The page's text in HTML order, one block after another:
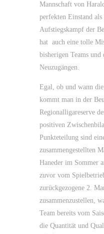
Mannschaft von
perfekten Einstand
Aufstiegskampf der
hat auch eine tolle
bisherigen Teams
Neuzugängen.
Egal, ob und wann
kommt man in der
Regionalligareserve
positiven
Punkteteilung sind
zusammengestellten
Haneder im Sommer
zuvor vom
zurückgezogene 2.
zusammenzustellen,
Team bereits vom
die Quantität und